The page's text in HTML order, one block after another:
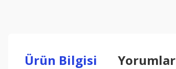
Ürün Bilgisi Yorumlar